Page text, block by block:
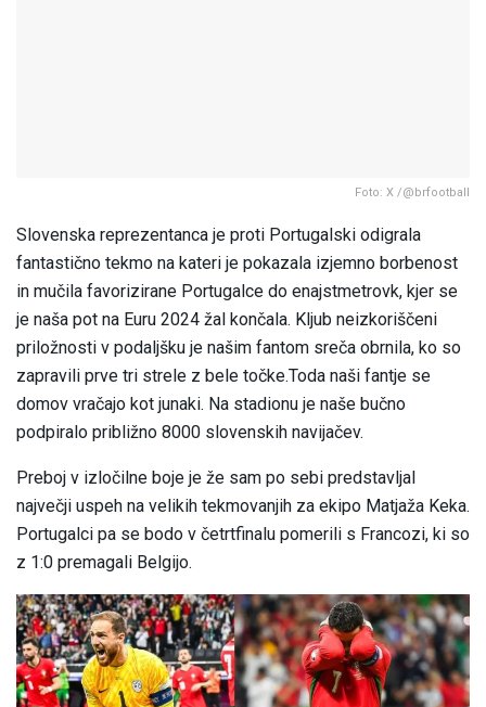
Foto: X /@brfootball
Slovenska reprezentanca je proti Portugalski odigrala
fantastično tekmo na kateri je pokazala izjemno borbenost
in mučila favorizirane Portugalce do enajstmetrovk, kjer se
je naša pot na Euru 2024 žal končala. Kljub neizkoriščeni
priložnosti v podaljšku je našim fantom sreča obrnila, ko so
zapravili prve tri strele z bele točke.Toda naši fantje se
domov vračajo kot junaki. Na stadionu je naše bučno
podpiralo približno 8000 slovenskih navijačev.
Preboj v izločilne boje je že sam po sebi predstavljal
največji uspeh na velikih tekmovanjih za ekipo Matjaža Keka.
Portugalci pa se bodo v četrtfinalu pomerili s Francozi, ki so
z 1:0 premagali Belgijo.